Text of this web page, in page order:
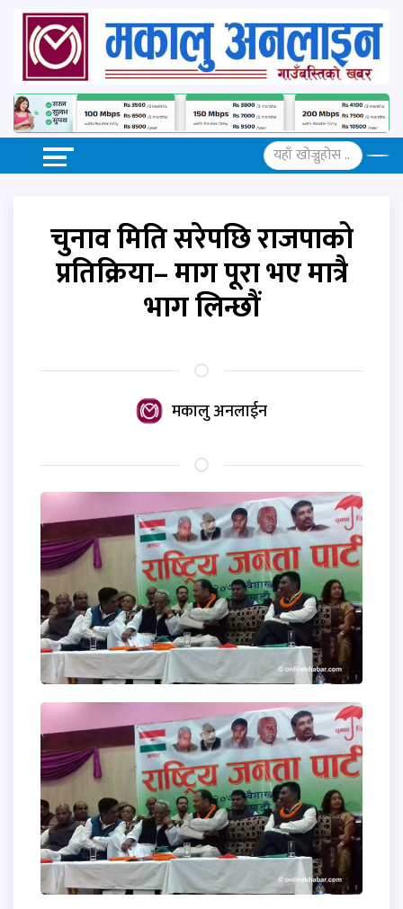
चुनाव मिति सरेपछि राजपाको
प्रतिक्रिया– माग पूरा भए मात्रै
भाग लिन्छौं
मकालु अनलाईन